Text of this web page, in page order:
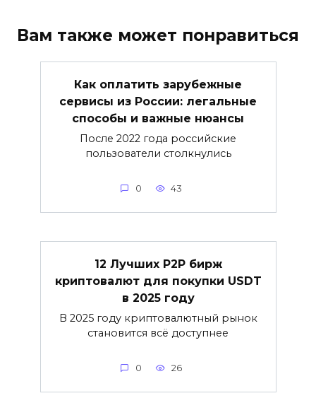
Вам также может понравиться
Как оплатить зарубежные
сервисы из России: легальные
способы и важные нюансы
После 2022 года российские
пользователи столкнулись
0 43
12 Лучших P2P бирж
криптовалют для покупки USDT
в 2025 году
В 2025 году криптовалютный рынок
становится всё доступнее
0 26